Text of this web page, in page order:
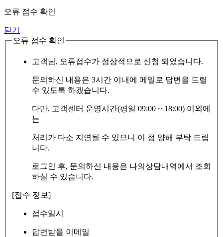
오류 접수 확인
닫기
오류 접수 확인
고객님, 오류접수가 정상적으로 신청 되었습니다.
문의하신 내용은 3시간 이내에 메일로 답변을 드릴
수 있도록 하겠습니다.
다만, 고객센터 운영시간(평일 09:00 ~ 18:00) 이외에
는
처리가 다소 지연될 수 있으니 이 점 양해 부탁 드립
니다.
로그인 후, 문의하신 내용은 나의상담내역에서 조회
하실 수 있습니다.
[접수 정보]
접수일시
답변받을 이메일